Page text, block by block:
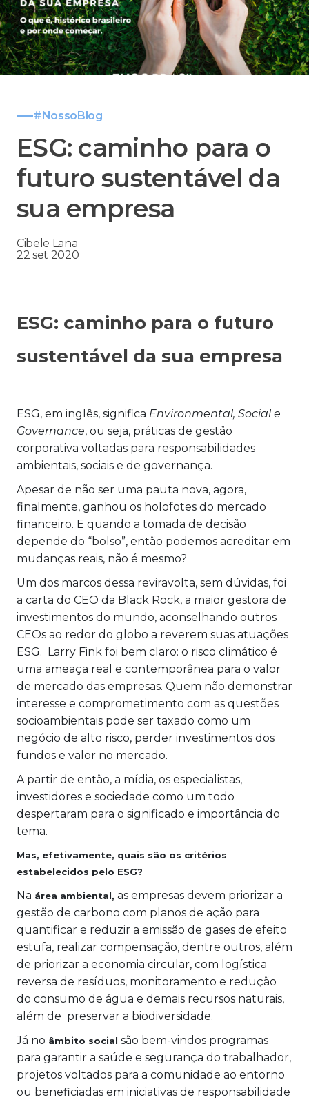
#NossoBlog
ESG: caminho para o
futuro sustentável da
sua empresa
Cibele Lana
22 set 2020
ESG: caminho para o futuro
sustentável da sua empresa
ESG, em inglês, significa Environmental, Social e
Governance, ou seja, práticas de gestão
corporativa voltadas para responsabilidades
ambientais, sociais e de governança.
Apesar de não ser uma pauta nova, agora,
finalmente, ganhou os holofotes do mercado
financeiro. E quando a tomada de decisão
depende do “bolso”, então podemos acreditar em
mudanças reais, não é mesmo?
Um dos marcos dessa reviravolta, sem dúvidas, foi
a carta do CEO da Black Rock, a maior gestora de
investimentos do mundo, aconselhando outros
CEOs ao redor do globo a reverem suas atuações
ESG. Larry Fink foi bem claro: o risco climático é
uma ameaça real e contemporânea para o valor
de mercado das empresas. Quem não demonstrar
interesse e comprometimento com as questões
socioambientais pode ser taxado como um
negócio de alto risco, perder investimentos dos
fundos e valor no mercado.
A partir de então, a mídia, os especialistas,
investidores e sociedade como um todo
despertaram para o significado e importância do
tema.
Mas, efetivamente, quais são os critérios
estabelecidos pelo ESG?
Na área ambiental, as empresas devem priorizar a
gestão de carbono com planos de ação para
quantificar e reduzir a emissão de gases de efeito
estufa, realizar compensação, dentre outros, além
de priorizar a economia circular, com logística
reversa de resíduos, monitoramento e redução
do consumo de água e demais recursos naturais,
além de preservar a biodiversidade.
Já no âmbito social são bem-vindos programas
para garantir a saúde e segurança do trabalhador,
projetos voltados para a comunidade ao entorno
ou beneficiadas em iniciativas de responsabilidade